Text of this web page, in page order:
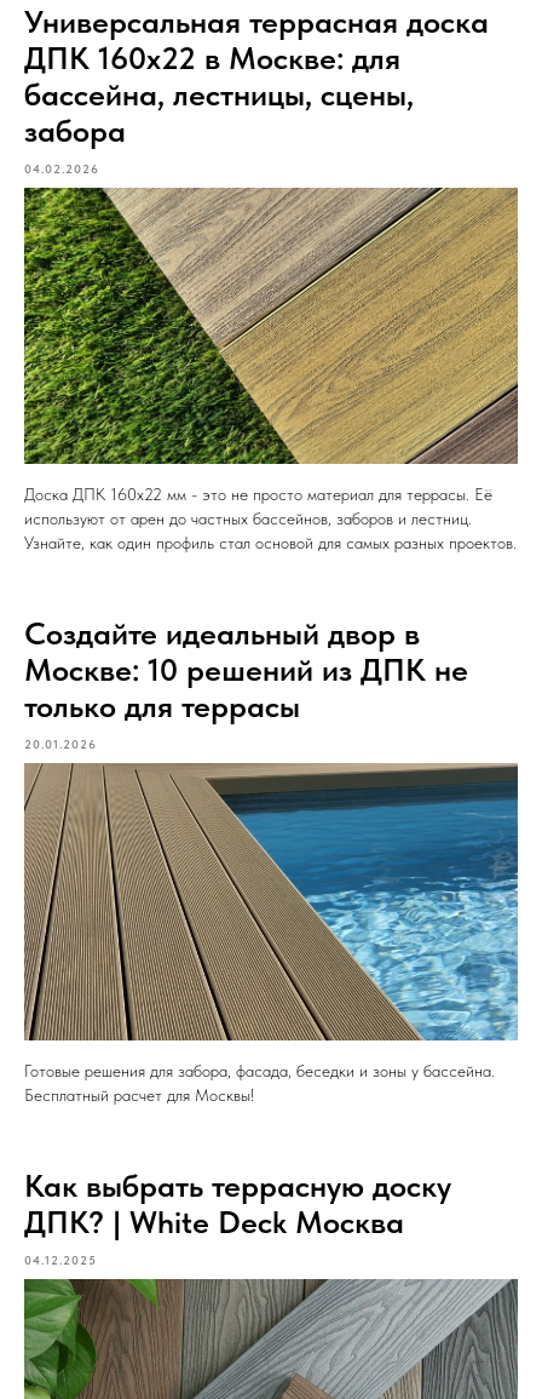
Универсальная террасная доска
ДПК 160х22 в Москве: для
бассейна, лестницы, сцены,
забора
04.02.2026
Доска ДПК 160х22 мм - это не просто материал для террасы. Её
используют от арен до частных бассейнов, заборов и лестниц.
Узнайте, как один профиль стал основой для самых разных проектов.
Создайте идеальный двор в
Москве: 10 решений из ДПК не
только для террасы
20.01.2026
Готовые решения для забора, фасада, беседки и зоны у бассейна.
Бесплатный расчет для Москвы!
Как выбрать террасную доску
ДПК? | White Deck Москва
04.12.2025